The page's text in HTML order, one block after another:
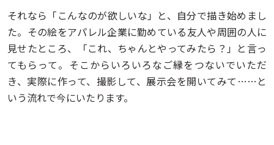
それなら「こんなのが欲しいな」と、自分で描き始めまし
た。その絵をアパレル企業に勤めている友人や周囲の人に
見せたところ、「これ、ちゃんとやってみたら？」と言っ
てもらって。そこからいろいろなご縁をつないでいただ
き、実際に作って、撮影して、展示会を開いてみて……と
いう流れで今にいたります。